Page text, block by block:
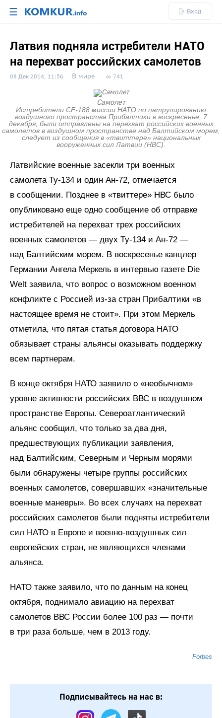
☰ Вход
Латвия подняла истребители НАТО
на перехват российских самолетов
08 Дек 2014, 11:56 В мире 741
Самолет
Истребители CF-188 миссии НАТО по патрулированию
воздушного пространства Прибалтики в воскресенье, 7
декабря, были отправлены на перехват российских военных
самолетов в воздушном пространстве над Балтийском морем,
следует из сообщения в «твиттере» национальных
вооруженных сил Латвии (НВС).
Латвийские военные засекли три военных
самолета Ту-134 и один Ан-72, отмечается
в сообщении. Позднее в «твиттере» НВС было
опубликовано еще одно сообщение об отправке
истребителей на перехват трех российских
военных самолетов — двух Ту-134 и Ан-72 —
над Балтийским морем. В воскресенье канцлер
Германии Ангела Меркель в интервью газете Die
Welt заявила, что вопрос о возможном военном
конфликте с Россией из-за стран Прибалтики «в
настоящее время не стоит». При этом Меркель
отметила, что пятая статья договора НАТО
обязывает страны альянсы оказывать поддержку
всем партнерам.
В конце октября НАТО заявило о «необычном»
уровне активности российских ВВС в воздушном
пространстве Европы. Североатлантический
альянс сообщил, что только за два дня,
предшествующих публикации заявления,
над Балтийским, Северным и Черным морями
были обнаружены четыре группы российских
военных самолетов, совершавших «значительные
военные маневры». Во всех случаях на перехват
российских самолетов были подняты истребители
сил НАТО в Европе и военно-воздушных сил
европейских стран, не являющихся членами
альянса.
НАТО также заявило, что по данным на конец
октября, поднимало авиацию на перехват
самолетов ВВС России более 100 раз — почти
в три раза больше, чем в 2013 году.
Forbes
Подписывайтесь на нас в: